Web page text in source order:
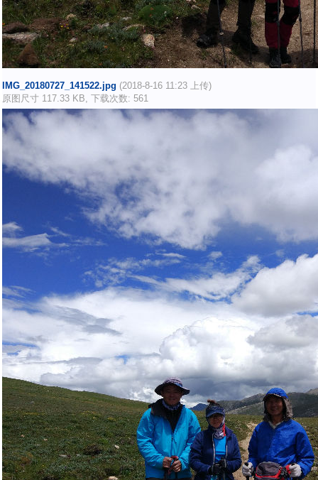
IMG_20180727_141522.jpg (2018-8-16 11:23 上传)
原图尺寸 117.33 KB, 下载次数: 561